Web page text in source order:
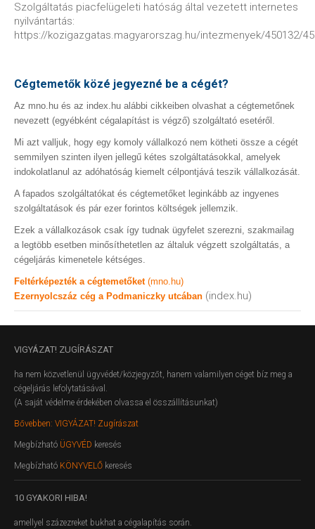
Szolgáltatás piacfelügeleti hatóság által vezetett internetes
nyilvántartás:
https://kozigazgatas.magyarorszag.hu/intezmenyek/450132/
Cégtemetők közé jegyezné be a cégét?
Az mno.hu és az index.hu alábbi cikkeiben olvashat a cégtemetőnek
nevezett (egyébként cégalapítást is végző) szolgáltató esetéről.
Mi azt valljuk, hogy egy komoly vállalkozó nem kötheti össze a cégét
semmilyen szinten ilyen jellegű kétes szolgáltatásokkal, amelyek
indokolatlanul az adóhatóság kiemelt célpontjává teszik vállalkozását.
A fapados szolgáltatókat és cégtemetőket leginkább az ingyenes
szolgáltatások és pár ezer forintos költségek jellemzik.
Ezek a vállalkozások csak így tudnak ügyfelet szerezni, szakmailag
a legtöbb esetben minősíthetetlen az általuk végzett szolgáltatás, a
cégeljárás kimenetele kétséges.
Feltérképezték a cégtemetőket (mno.hu)
Ezernyolcszáz cég a Podmaniczky utcában (index.hu)
VIGYÁZAT! ZUGÍRÁSZAT
ha nem közvetlenül ügyvédet/közjegyzőt, hanem valamilyen céget bíz meg a
cégeljárás lefolytatásával.
(A saját védelme érdekében olvassa el összállításunkat)
Bővebben: VIGYÁZAT! Zugírászat
Megbízható ÜGYVÉD keresés
Megbízható KÖNYVELŐ keresés
10 GYAKORI HIBA!
amellyel százezreket bukhat a cégalapítás során.